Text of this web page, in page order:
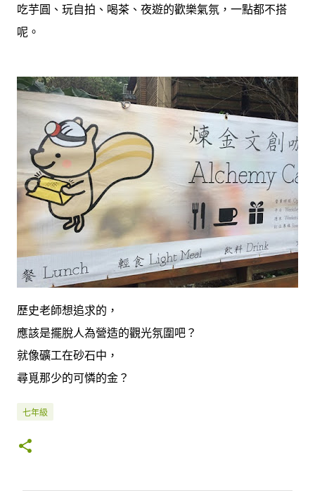
吃芋圓、玩自拍、喝茶、夜遊的歡樂氣氛，一點都不搭
呢。
歷史老師想追求的，
應該是擺脫人為營造的觀光氛圍吧？
就像礦工在砂石中，
尋覓那少的可憐的金？
七年級